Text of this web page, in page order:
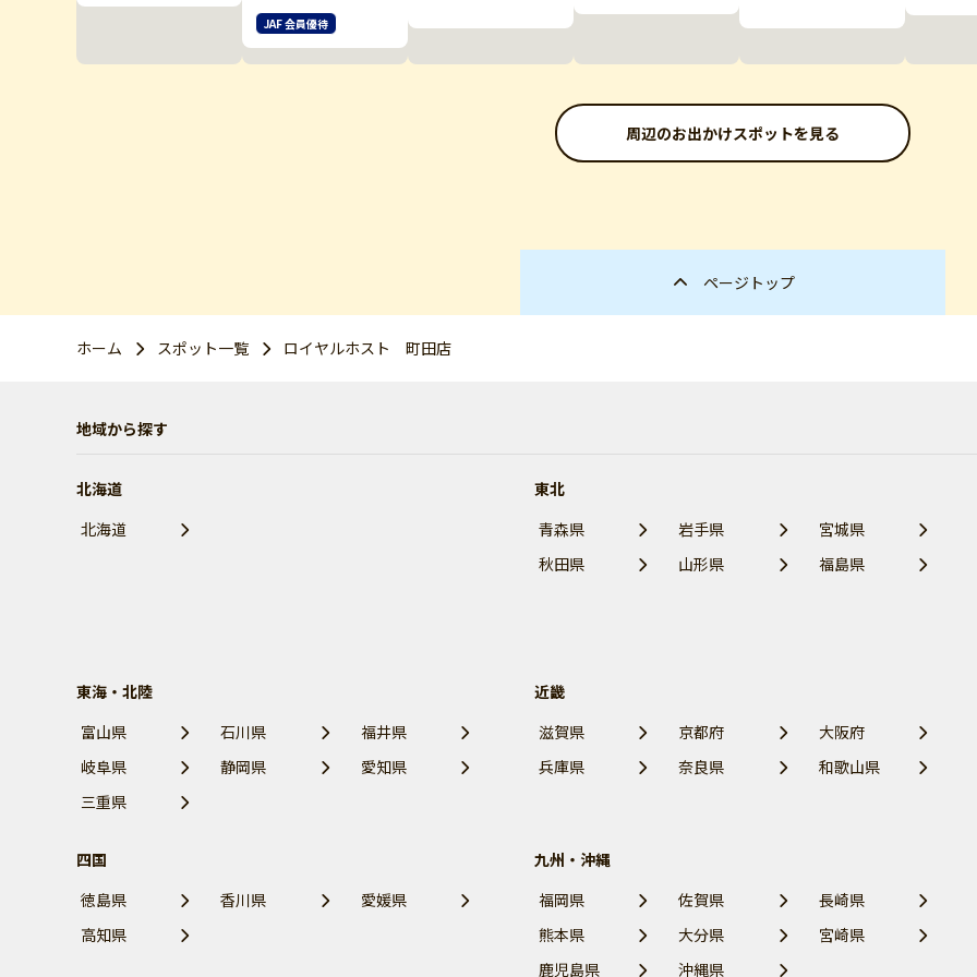
JAF 会員優待
周辺のお出かけスポットを見る
ページトップ
ホーム スポット一覧 ロイヤルホスト 町田店
地域から探す
北海道
北海道
東北
青森県
岩手県
宮城県
秋田県
山形県 福島県
東海・北陸
富山県
石川県
福井県
岐阜県
静岡県
愛知県
三重県
近畿
滋賀県
京都府
大阪府
兵庫県
奈良県 和歌山県
四国
徳島県
香川県
愛媛県
高知県
九州・沖縄
福岡県
佐賀県
長崎県
熊本県
大分県
宮崎県
鹿児島県
沖縄県